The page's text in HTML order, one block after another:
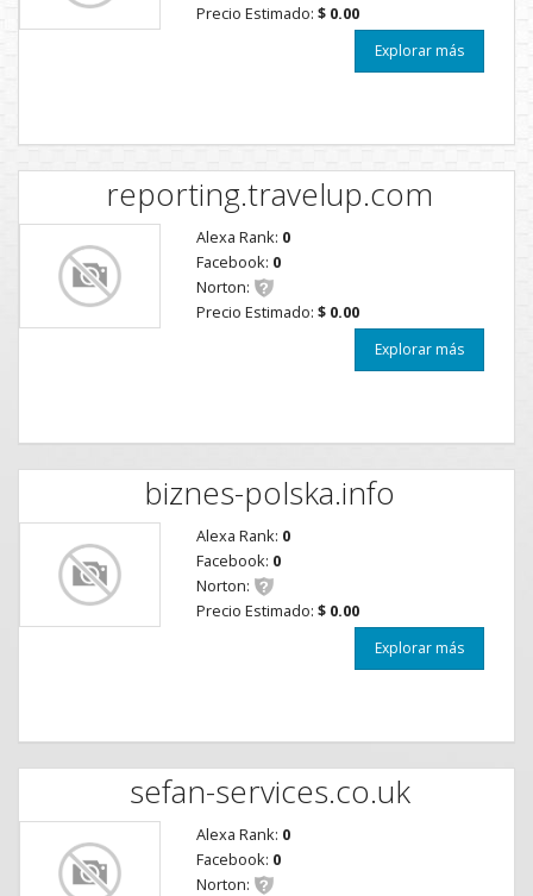
Precio Estimado: $ 0.00
Explorar más
reporting.travelup.com
Alexa Rank: 0
Facebook: 0
Norton:
Precio Estimado: $ 0.00
Explorar más
biznes-polska.info
Alexa Rank: 0
Facebook: 0
Norton:
Precio Estimado: $ 0.00
Explorar más
sefan-services.co.uk
Alexa Rank: 0
Facebook: 0
Norton: